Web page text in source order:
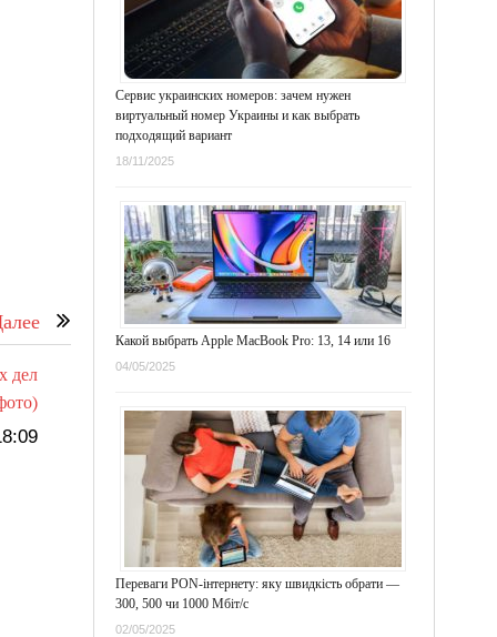
дел
Сервис украинских номеров: зачем нужен
виртуальный номер Украины и как выбрать
подходящий вариант
18/11/2025
Какой выбрать Apple MacBook Pro: 13, 14 или 16
04/05/2025
Переваги PON-інтернету: яку швидкість обрати —
300, 500 чи 1000 Мбіт/с
02/05/2025